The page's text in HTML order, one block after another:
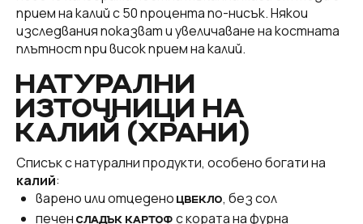
прием на калий с 50 процента по-нисък. Някои
изследвания показват и увеличаване на костната
плътност при висок прием на калий.
НАТУРАЛНИ
ИЗТОЧНИЦИ НА
КАЛИЙ (ХРАНИ)
Списък с натурални продукти, особено богати на
калий:
варено или отцедено ЦВЕКЛО, без сол
печен СЛАДЪК КАРТОФ с кората на фурна